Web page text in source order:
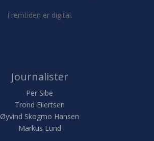
Fremtiden er digital.
Journalister
Per Sibe
Trond Eilertsen
Øyvind Skogmo Hansen
Markus Lund